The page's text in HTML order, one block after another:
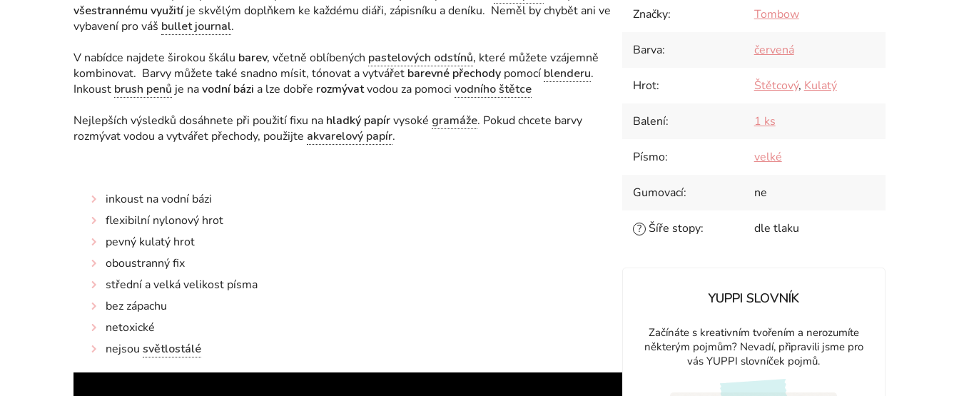
všestrannému využitíje skvělým doplňkem ke každému diáři, zápisníku a deníku. Neměl by chybět ani ve
vybavení pro váš bullet journal.
V nabídce najdete širokou škálu barev, včetně oblíbených pastelových odstínů, které můžete vzájemně
kombinovat. Barvy můžete také snadno mísit, tónovat a vytvářet barevné přechody pomocí blenderu.
Inkoust brush penů je navodní bázi a lze dobře rozmývatvodou za pomoci vodního štětce
Nejlepších výsledků dosáhnete při použití fixu na hladký papírvysoké gramáže. Pokud chcete barvy
rozmývat vodou a vytvářet přechody, použijte akvarelový papír.
inkoust na vodní bázi
flexibilní nylonový hrot
pevný kulatý hrot
oboustranný fix
střední a velká velikost písma
bez zápachu
netoxické
nejsou světlostálé
Značky: Tombow
Barva: červená
Hrot: Štětcový, Kulatý
Balení: 1 ks
Písmo: velké
Gumovací: ne
? Šíře stopy: dle tlaku
YUPPI SLOVNÍK
Začínáte s kreativním tvořením a nerozumíte
některým pojmům? Nevadí, připravili jsme pro
vás YUPPI slovníček pojmů.